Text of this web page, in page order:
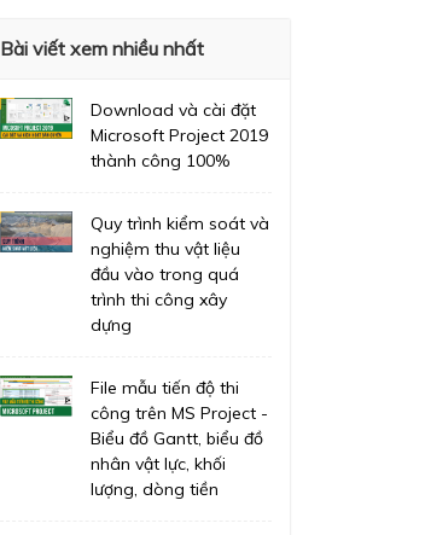
Bài viết xem nhiều nhất
Download và cài đặt
Microsoft Project 2019
thành công 100%
Quy trình kiểm soát và
nghiệm thu vật liệu
đầu vào trong quá
trình thi công xây
dựng
File mẫu tiến độ thi
công trên MS Project -
Biểu đồ Gantt, biểu đồ
nhân vật lực, khối
lượng, dòng tiền